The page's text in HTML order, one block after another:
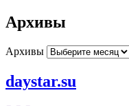
Архивы
Архивы
daystar.su